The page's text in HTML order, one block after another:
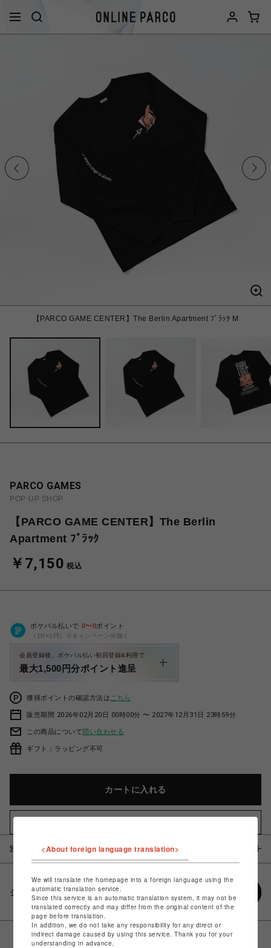
【PARCO GAME CENTER】The Berlin Apartment ﾌﾞﾗｯｸ M
PARCO GAMES
POP-UP SHOP
【PARCO GAME CENTER】The Berlin
Apartment ﾌﾞﾗｯｸ
￥7,150 税込
ポケパル払いで 0〜0ポイント
（1P=1円）※キャンペーン分除く
会員登録後、ポケパル払い初回登録&利用で
最大1,500円分ポイント進呈
獲得ポイントの確認方法は こちら
販売期間 2026年02月20日 00時00分 〜 2027年12月31日 23時59分
この商品について問い合わせる
ギフト：ラッピング不可
カートに入れる
注意事項
シェアする
<About foreign language translation>
We will translate the homepage into a foreign language using the
automatic translation service.
Since this service is an automatic translation system, it may not be
translated correctly and may differ from the original content of the
page before translation.
In addition, we do not take any responsibility for any direct or
indirect damage caused by using this service. Thank you for your
understanding in advance.